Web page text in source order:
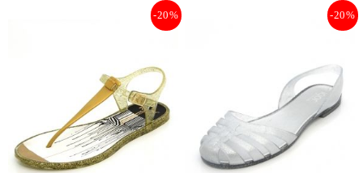
-20% -20%